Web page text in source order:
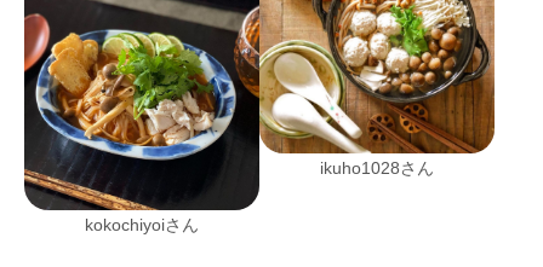
kokochiyoiさん
ikuho1028さん